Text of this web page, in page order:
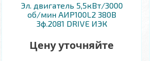
Эл. двигатель 5,5кВт/3000
об/мин АИР100L2 380В
3ф.2081 DRIVE ИЭК
Цену уточняйте